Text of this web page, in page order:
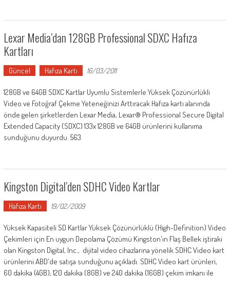
Lexar Media’dan 128GB Professional SDXC Hafıza
Kartları
Güncel Hafıza Kartı 16/03/2011
128GB ve 64GB SDXC Kartlar Uyumlu Sistemlerle Yüksek Çözünürlükli
Video ve Fotoğraf Çekme Yeteneğinizi Arttıracak Hafıza kartı alanında
önde gelen şirketlerden Lexar Media, Lexar® Professional Secure Digital
Extended Capacity (SDXC) 133x 128GB ve 64GB ürünlerini kullanıma
sunduğunu duyurdu. 563
Kingston Digital’den SDHC Video Kartlar
Hafıza Kartı 19/02/2009
Yüksek Kapasiteli SD Kartlar Yüksek Çözünürlüklü (High-Definition) Video
Çekimleri için En uygun Depolama Çözümü Kingston'ın Flaş Bellek iştiraki
olan Kingston Digital, Inc., dijital video cihazlarına yönelik SDHC Video kart
ürünlerini ABD'de satışa sunduğunu açıkladı. SDHC Video kart ürünleri,
60 dakika (4GB), 120 dakika (8GB) ve 240 dakika (16GB) çekim imkanı ile